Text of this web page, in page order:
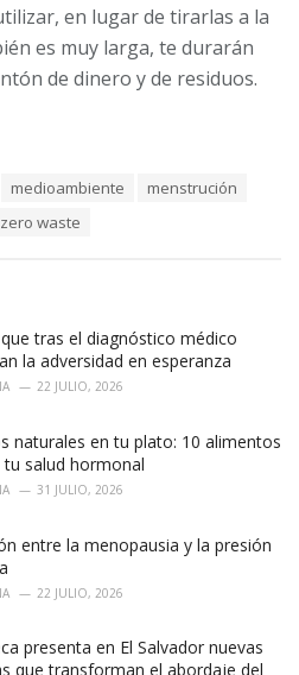
en lugar de tirarlas a la
es muy larga, te durarán
de dinero y de residuos.
medioambiente
menstrución
zero waste
tras el diagnóstico médico
la adversidad en esperanza
22 JULIO, 2026
naturales en tu plato: 10 alimentos
tu salud hormonal
31 JULIO, 2026
entre la menopausia y la presión
22 JULIO, 2026
presenta en El Salvador nuevas
que transforman el abordaje del